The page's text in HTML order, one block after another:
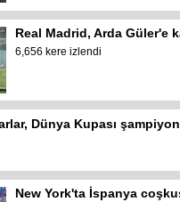
Real Madrid, Arda Güler'e
6,656 kere izlendi
Dünya Kupası
New York'ta İspanya